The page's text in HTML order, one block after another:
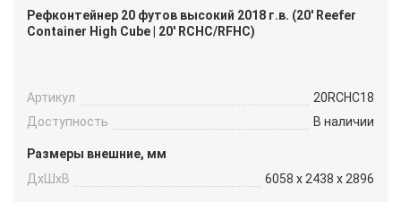
Рефконтейнер 20 футов высокий 2018 г.в. (20′ Reefer
Container High Cube | 20′ RCHC/RFHC)
Артикул
20RCHC18
Доступность
В наличии
Размеры внешние, мм
ДxШxВ
6058 x 2438 x 2896